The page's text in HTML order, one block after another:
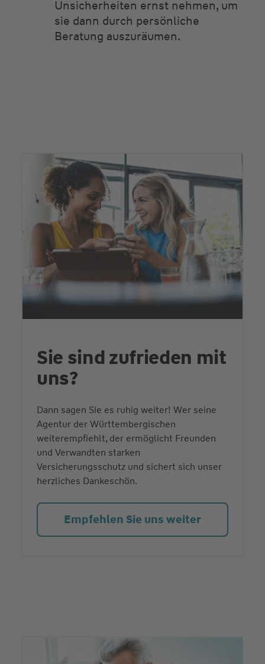
Unsicherheiten ernst nehmen, um
sie dann durch persönliche
Beratung auszuräumen.
Sie sind zufrieden mit
uns?
Dann sagen Sie es ruhig weiter! Wer seine
Agentur der Württembergischen
weiterempfiehlt, der ermöglicht Freunden
und Verwandten starken
Versicherungsschutz und sichert sich unser
herzliches Dankeschön.
Empfehlen Sie uns weiter